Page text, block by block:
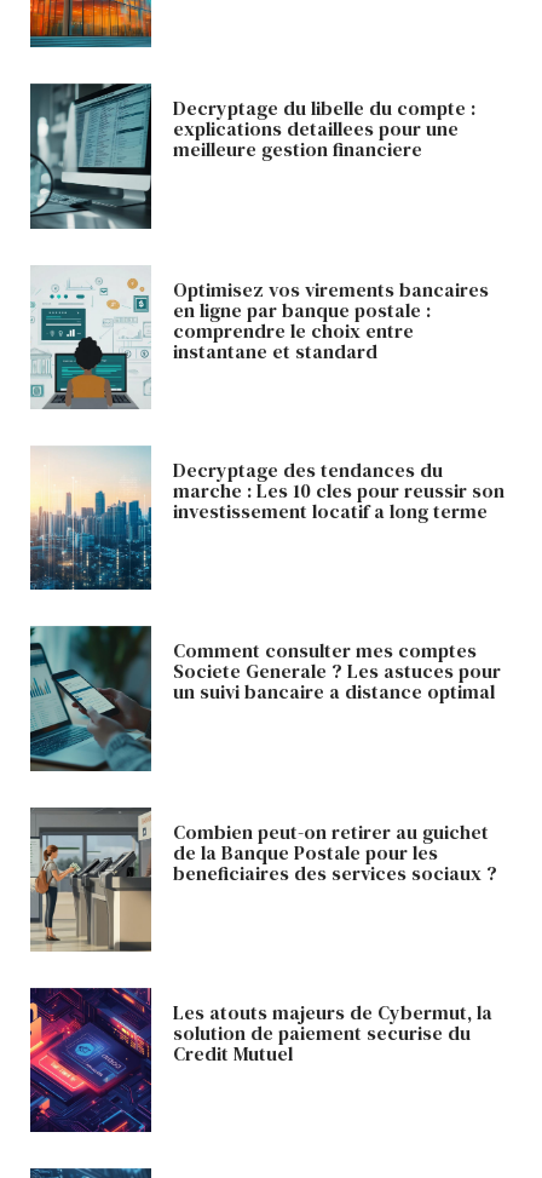
Decryptage du libelle du compte :
explications detaillees pour une
meilleure gestion financiere
Optimisez vos virements bancaires
en ligne par banque postale :
comprendre le choix entre
instantane et standard
Decryptage des tendances du
marche : Les 10 cles pour reussir son
investissement locatif a long terme
Comment consulter mes comptes
Societe Generale ? Les astuces pour
un suivi bancaire a distance optimal
Combien peut-on retirer au guichet
de la Banque Postale pour les
beneficiaires des services sociaux ?
Les atouts majeurs de Cybermut, la
solution de paiement securise du
Credit Mutuel